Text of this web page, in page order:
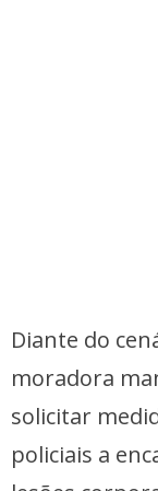
Diante do
moradora
solicitar
policiais a